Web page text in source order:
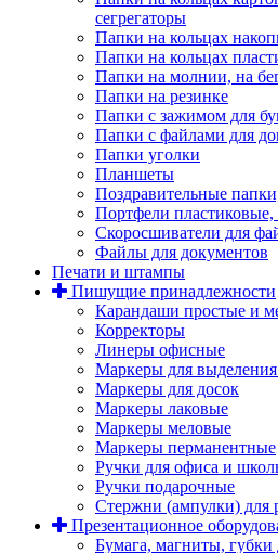
сегрегаторы
Папки на кольцах
Папки на кольцах
Папки на молнии, на
Папки на резинке
Папки с зажимом для
Папки с файлами для
Папки уголки
Планшеты
Поздравительные
Портфели пластиковые,
Скоросшиватели для
Файлы для документов
Печати и штампы
Пишущие принадлежности
Карандаши простые и
Корректоры
Линеры офисные
Маркеры для выделения
Маркеры для досок
Маркеры лаковые
Маркеры меловые
Маркеры перманентные
Ручки для офиса и
Ручки подарочные
Стержни (ампулки) для
Презентационное
Бумага, магниты, губки